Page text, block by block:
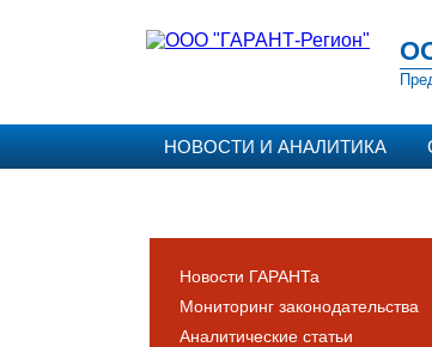
НОВОСТИ И АНАЛИТИКА
Новости ГАРАНТа
Мониторинг законодательства
Аналитические статьи